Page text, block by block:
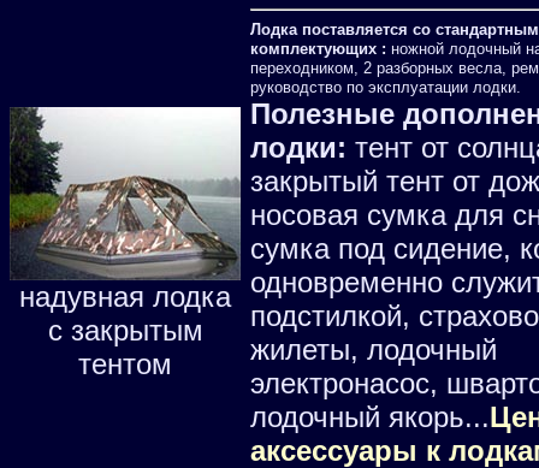
надувная лодка
с закрытым
тентом
Лодка поставляется со
комплектующих : ножной лодочный
переходником, 2 разборных весла,
руководство по эксплуатации лодки.
Полезные
лодки: тент от
закрытый тент от
носовая сумка для
сумка под сидение,
одновременно
подстилкой,
жилеты, лодочный
электронасос,
лодочный якорь...
аксессуары к